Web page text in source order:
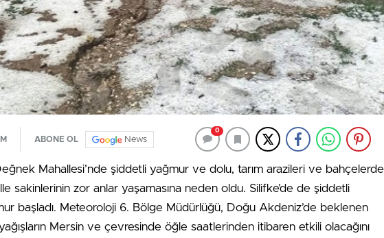
ABONE OL News
0
Mahallesi’nde şiddetli yağmur ve dolu, tarım arazileri ve bahçelerde
sakinlerinin zor anlar yaşamasına neden oldu. Silifke’de de şiddetli
başladı. Meteoroloji 6. Bölge Müdürlüğü, Doğu Akdeniz’de beklenen
Mersin ve çevresinde öğle saatlerinden itibaren etkili olacağını